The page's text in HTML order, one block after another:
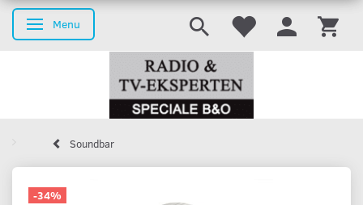
Skifte navigation
Menu
Soundbar
-34%